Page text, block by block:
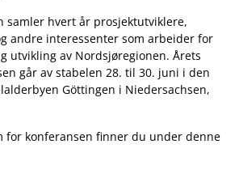
samler hvert år prosjektutviklere,
andre interessenter som arbeider for
utvikling av Nordsjøregionen. Årets
går av stabelen 28. til 30. juni i den
Göttingen i Niedersachsen,
for konferansen finner du under denne